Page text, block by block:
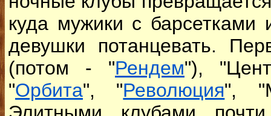
куда мужики с барсетками
девушки потанцевать.
(потом - "Рендем"),
"Орбита", "Революция",